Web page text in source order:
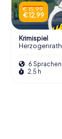
€ 15,99
€ 12,99
Krimispiel
Herzogenrath
6 Sprachen
2,5 h